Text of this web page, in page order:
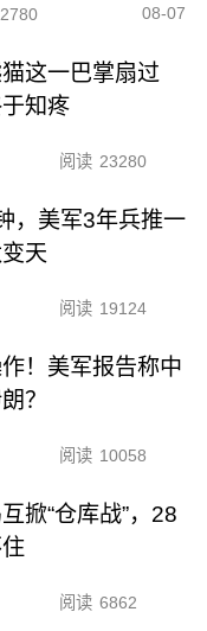
2780 08-07
这一巴掌扇过
知疼
阅读 23280
，美军3年兵推一
天
阅读 19124
！美军报告称中
？
阅读 10058
掀“仓库战”，28
阅读 6862